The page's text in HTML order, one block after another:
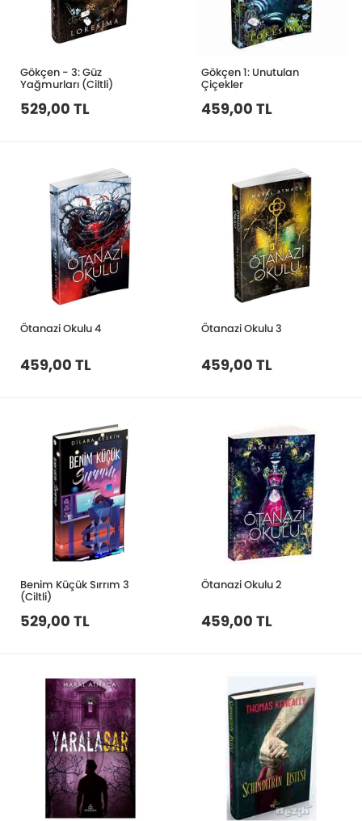
Gökçen - 3: Güz
Yağmurları (Ciltli)
529,00 TL
Gökçen 1: Unutulan
Çiçekler
459,00 TL
Ötanazi Okulu 4
459,00 TL
Ötanazi Okulu 3
459,00 TL
Benim Küçük Sırrım 3
(Ciltli)
529,00 TL
Ötanazi Okulu 2
459,00 TL